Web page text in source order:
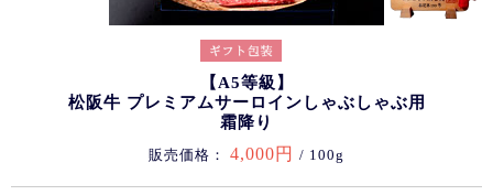
【A5等級】
松阪牛 プレミアムサーロインしゃぶしゃぶ用
霜降り
販売価格： 4,000円 / 100g